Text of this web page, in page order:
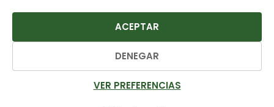
ACEPTAR
DENEGAR
VER PREFERENCIAS
Blog
Planificador